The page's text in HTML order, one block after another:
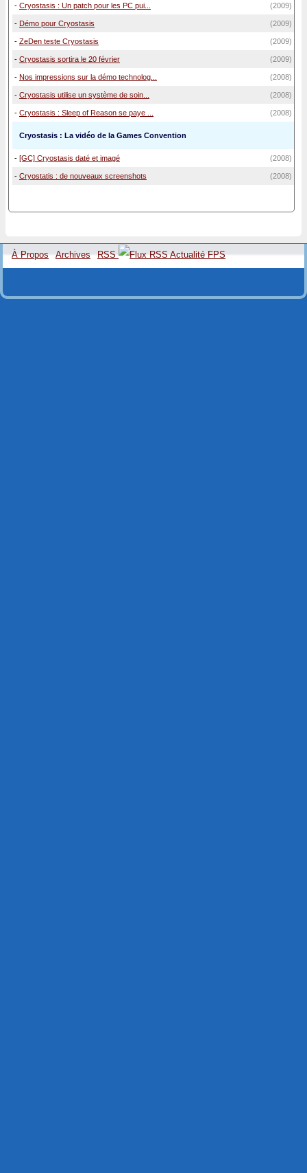
- Cryostasis : Un patch pour les PC pui... (2009)
- Démo pour Cryostasis (2009)
- ZeDen teste Cryostasis (2009)
- Cryostasis sortira le 20 février (2009)
- Nos impressions sur la démo technolog... (2008)
- Cryostasis utilise un système de soin... (2008)
- Cryostasis : Sleep of Reason se paye ... (2008)
Cryostasis : La vidéo de la Games Convention
- [GC] Cryostasis daté et imagé (2008)
- Cryostatis : de nouveaux screenshots (2008)
À Propos Archives RSS